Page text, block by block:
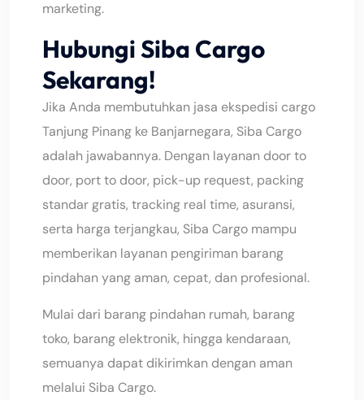
marketing.
Hubungi Siba Cargo
Sekarang!
Jika Anda membutuhkan jasa ekspedisi cargo
Tanjung Pinang ke Banjarnegara, Siba Cargo
adalah jawabannya. Dengan layanan door to
door, port to door, pick-up request, packing
standar gratis, tracking real time, asuransi,
serta harga terjangkau, Siba Cargo mampu
memberikan layanan pengiriman barang
pindahan yang aman, cepat, dan profesional.
Mulai dari barang pindahan rumah, barang
toko, barang elektronik, hingga kendaraan,
semuanya dapat dikirimkan dengan aman
melalui Siba Cargo.